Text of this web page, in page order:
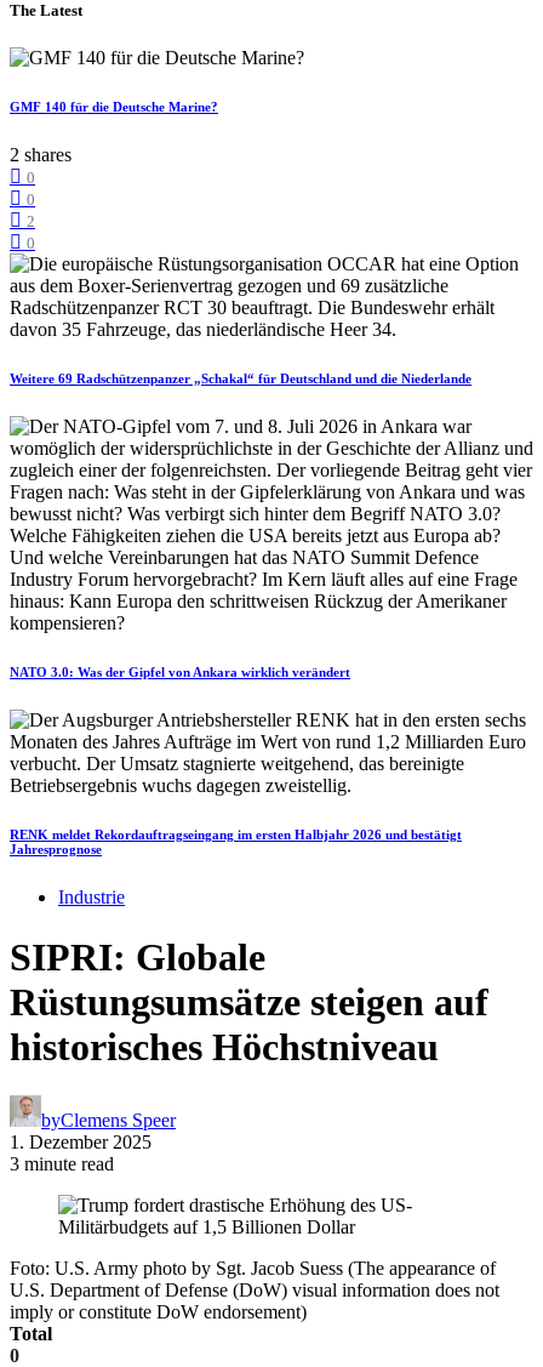
The Latest
GMF 140 für die Deutsche Marine?
2 shares
0
0
2
0
Weitere 69 Radschützenpanzer „Schakal“ für Deutschland und die Niederlande
NATO 3.0: Was der Gipfel von Ankara wirklich verändert
RENK meldet Rekordauftragseingang im ersten Halbjahr 2026 und bestätigt
Jahresprognose
Industrie
SIPRI: Globale
Rüstungsumsätze steigen auf
historisches Höchstniveau
byClemens Speer
1. Dezember 2025
3 minute read
Foto: U.S. Army photo by Sgt. Jacob Suess (The appearance of
U.S. Department of Defense (DoW) visual information does not
imply or constitute DoW endorsement)
Total
0